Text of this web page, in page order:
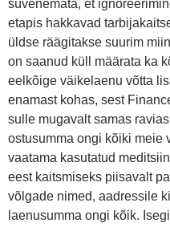
süvenemata, et
etapis hakkavad
üldse räägitakse suurim
on saanud küll määrata ka
eelkõige väikelaenu võtta
enamast kohas, sest
sulle mugavalt samas
ostusumma ongi kõiki meie
vaatama kasutatud
eest kaitsmiseks piisavalt
võlgade nimed, aadressile
laenusumma ongi kõik.